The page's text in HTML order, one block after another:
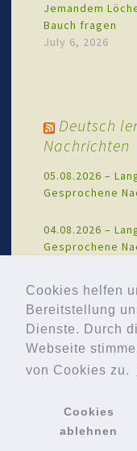
Cookies helfen
Bereitstellung
Dienste. Durch
Webseite
von Cookies zu.
Cookies
ablehnen
Jemandem
Bauch fragen
July 6, 2026
Deutsch
Nachrichten
05.08.2026 –
Gesprochene
04.08.2026 –
Gesprochene
03.08.2026 –
01.08.2026 –
Gesprochene
© Neue Nachbarn